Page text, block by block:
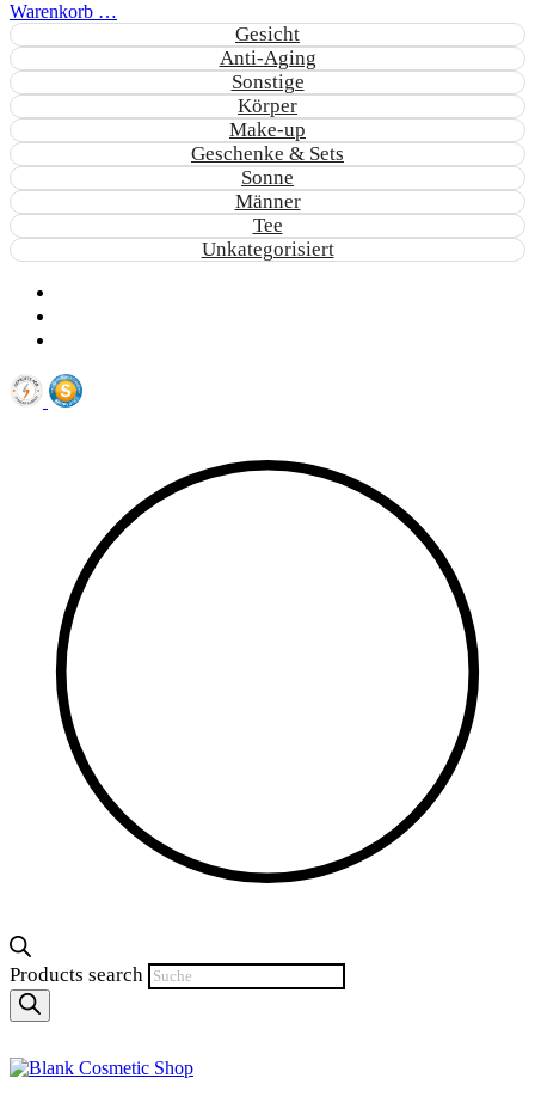
Warenkorb …
Gesicht
Anti-Aging
Sonstige
Körper
Make-up
Geschenke & Sets
Sonne
Männer
Tee
Unkategorisiert
Products search